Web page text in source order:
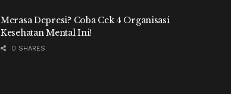
Merasa Depresi? Coba Cek 4 Organisasi
Kesehatan Mental Ini!
0 SHARES